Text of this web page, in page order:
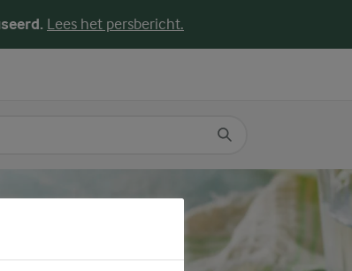
Lees het persbericht.